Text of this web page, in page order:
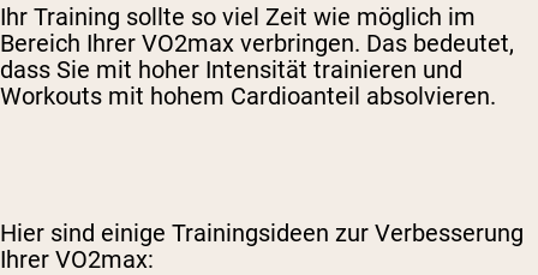
Ihr Training sollte so viel Zeit wie möglich im
Bereich Ihrer VO2max verbringen. Das bedeutet,
dass Sie mit hoher Intensität trainieren und
Workouts mit hohem Cardioanteil absolvieren.
Hier sind einige Trainingsideen zur Verbesserung
Ihrer VO2max: